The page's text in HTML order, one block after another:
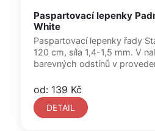
Paspartovací lepenky
White
Paspartovací lepenky řady
120 cm, síla 1,4-1,5 mm. V
barevných odstínů v
od: 139 Kč
DETAIL